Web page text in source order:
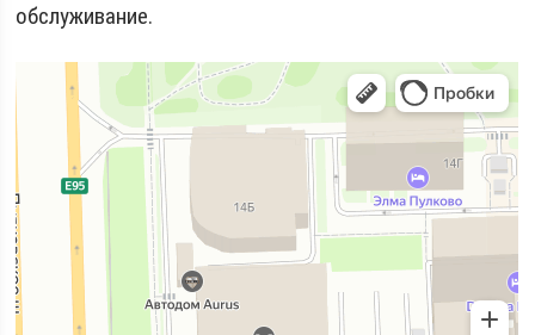
обслуживание.